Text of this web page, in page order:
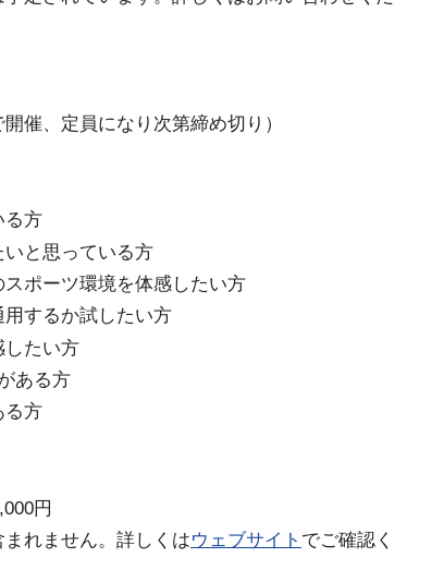
催、定員になり次第締め切り）
る方
いと思っている方
ポーツ環境を体感したい方
用するか試したい方
したい方
ある方
る方
円
れません。詳しくはウェブサイト でご確認く